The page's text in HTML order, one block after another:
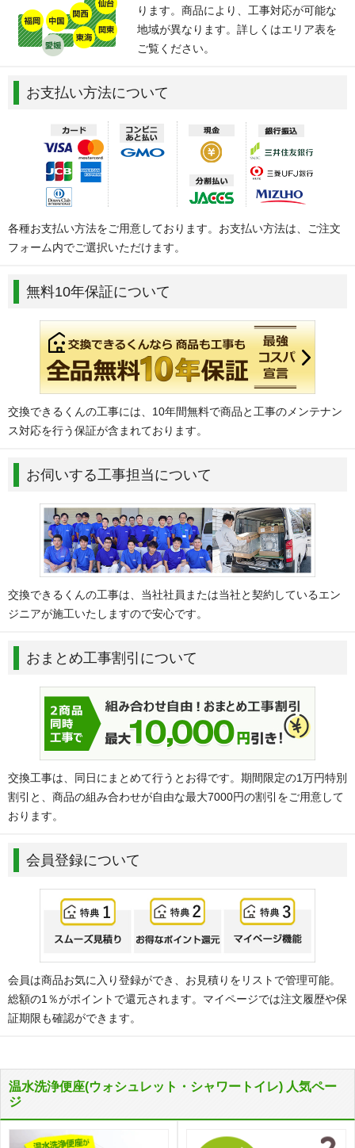
ります。商品により、工事対応が可能な
地域が異なります。詳しくはエリア表を
ご覧ください。
お支払い方法について
各種お支払い方法をご用意しております。お支払い方法は、ご注文
フォーム内でご選択いただけます。
無料10年保証について
交換できるくんの工事には、10年間無料で商品と工事のメンテナン
ス対応を行う保証が含まれております。
お伺いする工事担当について
交換できるくんの工事は、当社社員または当社と契約しているエン
ジニアが施工いたしますので安心です。
おまとめ工事割引について
交換工事は、同日にまとめて行うとお得です。期間限定の1万円特別
割引と、商品の組み合わせが自由な最大7000円の割引をご用意して
おります。
会員登録について
会員は商品お気に入り登録ができ、お見積りをリストで管理可能。
総額の1％がポイントで還元されます。マイページでは注文履歴や保
証期限も確認ができます。
温水洗浄便座(ウォシュレット・シャワートイレ) 人気ペー
ジ